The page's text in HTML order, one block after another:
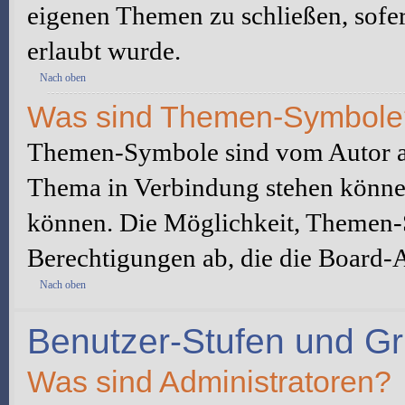
eigenen Themen zu schließen,
erlaubt wurde.
Nach oben
Was sind Themen-
Themen-Symbole sind vom Autor
Thema in Verbindung stehen
können. Die Möglichkeit,
Berechtigungen ab, die die
Nach oben
Benutzer-Stufen und
Was sind Administratoren?